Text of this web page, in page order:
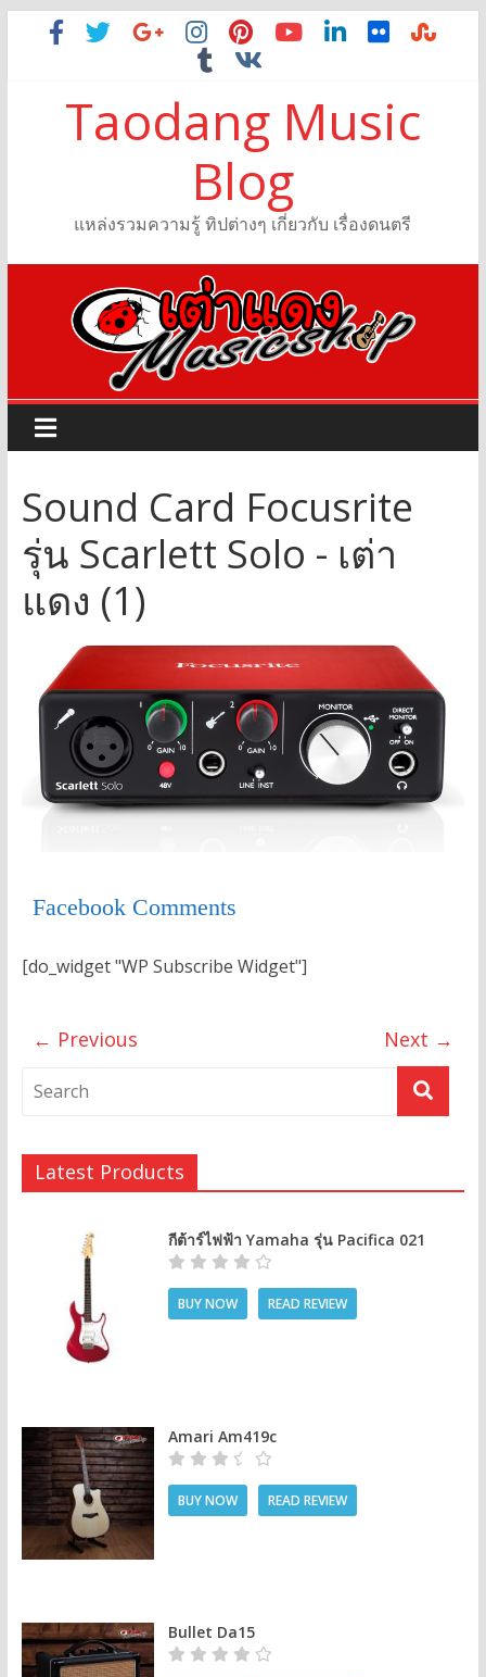
Taodang Music
Blog
แหล่งรวมความรู้ ทิปต่างๆ เกี่ยวกับ เรื่องดนตรี
Sound Card Focusrite
รุ่น Scarlett Solo - เต่า
แดง (1)
Facebook Comments
[do_widget "WP Subscribe Widget"]
← Previous Next →
Latest Products
กีต้าร์ไฟฟ้า Yamaha รุ่น Pacifica 021
BUY NOW READ REVIEW
Amari Am419c
BUY NOW READ REVIEW
Bullet Da15